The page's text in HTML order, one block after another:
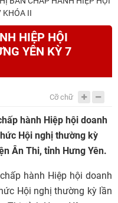
KHÓA II
HIỆP HỘI
YÊN KỲ 7
Cỡ chữ
hành Hiệp hội doanh
Hội nghị thường kỳ
Ân Thi, tỉnh Hưng Yên.
hành Hiệp hội doanh
Hội nghị thường kỳ lần